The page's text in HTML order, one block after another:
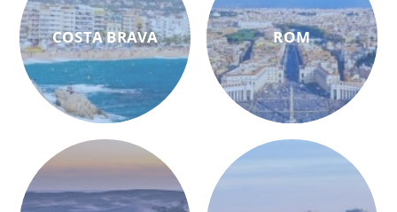
COSTA BRAVA ROM